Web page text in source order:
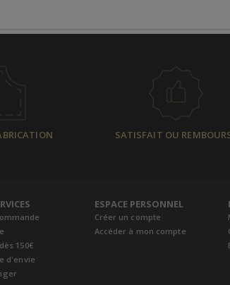
SATISFAIT OU
150€
d'envie
ESPACE PERSONNEL
Créer un compte
Accéder à mon compte